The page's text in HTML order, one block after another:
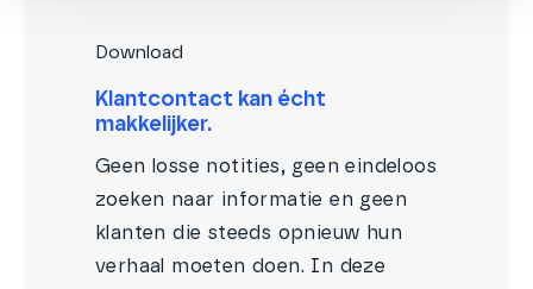
Download
Klantcontact kan écht
makkelijker.
Geen losse notities, geen eindeloos
zoeken naar informatie en geen
klanten die steeds opnieuw hun
verhaal moeten doen. In deze